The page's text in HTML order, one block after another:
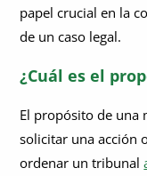
papel crucial en la
de un caso legal.
¿Cuál es el
El propósito de una
solicitar una acción
ordenar un tribunal